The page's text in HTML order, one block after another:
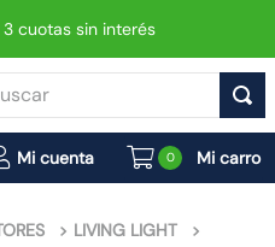
cuotas sin interés
0
LIVING LIGHT
TÉRMINOS MÁS BUSCADOS
1.
enchufe
2.
interruptor